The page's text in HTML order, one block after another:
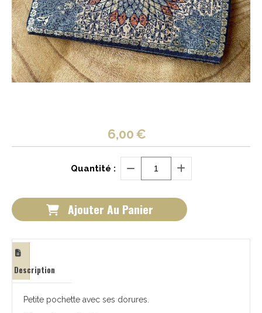
Quantité :
6,00€
Ajouter Au Panier
Description
Petite pochette avec ses dorures.